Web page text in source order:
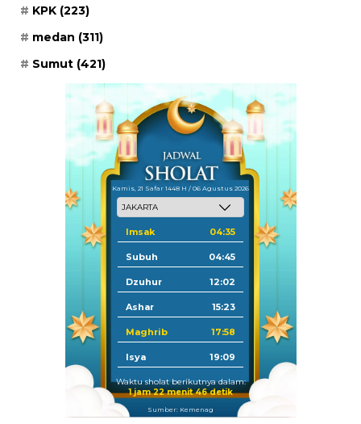
KPK (223)
medan (311)
Sumut (421)
Kamis, 21 Safar 1448 H / 06 Agustus 2026
Imsak 04:35
Subuh 04:45
Dzuhur 12:02
Ashar 15:23
Maghrib 17:58
Isya 19:09
Waktu sholat berikutnya dalam:
1 jam 22 menit 46 detik
Sumber: Kemenag